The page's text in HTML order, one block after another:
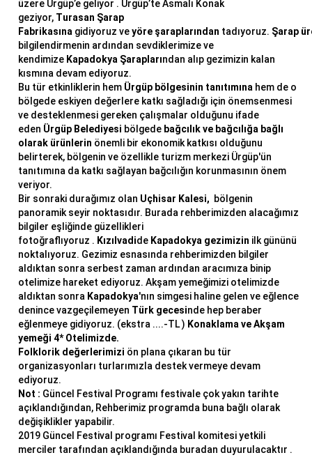
üzere Ürgüp’e geliyor . Ürgüp’te Asmalı Konak
geziyor, Turasan Şarap
Fabrikasına gidiyoruz veyöre şaraplarından tadıyoruz. Şarap
bilgilendirmenin ardından sevdiklerimize ve
kendimize Kapadokya Şaraplarından alıp gezimizin kalan
kısmına devam ediyoruz.
Bu tür etkinliklerin hem Ürgüp bölgesinin tanıtımına hem de o
bölgede eskiyen değerlere katkı sağladığı için önemsenmesi
ve desteklenmesi gereken çalışmalar olduğunu ifade
eden Ürgüp Belediyesi bölgede bağcılık ve bağcılığa bağlı
olarak ürünlerin önemli bir ekonomik katkısı olduğunu
belirterek, bölgenin ve özellikle turizm merkezi Ürgüp'ün
tanıtımına da katkı sağlayan bağcılığın korunmasının önem
veriyor.
Bir sonraki durağımız olan Uçhisar Kalesi, bölgenin
panoramik seyir noktasıdır. Burada rehberimizden alacağımız
bilgiler eşliğinde güzellikleri
fotoğraflıyoruz . Kızılvadide Kapadokya gezimizin ilk gününü
noktalıyoruz. Gezimiz esnasında rehberimizden bilgiler
aldıktan sonra serbest zaman ardından aracımıza binip
otelimize hareket ediyoruz. Akşam yemeğimizi otelimizde
aldıktan sonra Kapadokya'nın simgesi haline gelen ve eğlence
denince vazgeçilemeyen Türk gecesinde hep beraber
eğlenmeye gidiyoruz. (ekstra ....-TL ) Konaklama ve Akşam
yemeği 4* Otelimizde.
Folklorik değerlerimizi ön plana çıkaran bu tür
organizasyonları turlarımızla destek vermeye devam
ediyoruz.
Not : Güncel Festival Programı festivale çok yakın tarihte
açıklandığından, Rehberimiz programda buna bağlı olarak
değişiklikler yapabilir.
2019 Güncel Festival programı Festival komitesi yetkili
merciler tarafından açıklandığında buradan duyurulacaktır .